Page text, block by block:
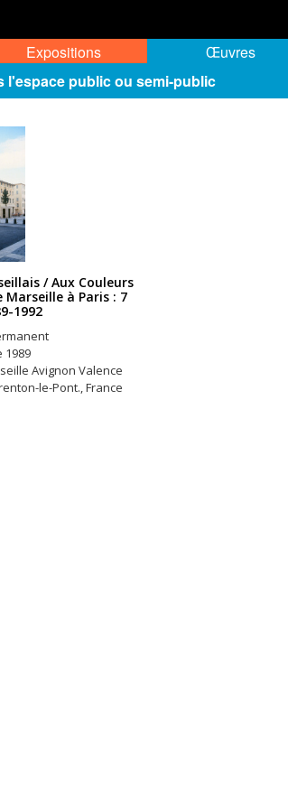
Expositions
Œuvres
public ou semi-public
/ Aux Couleurs
Marseille à Paris : 7
1992
1989
Avignon Valence
le-Pont., France